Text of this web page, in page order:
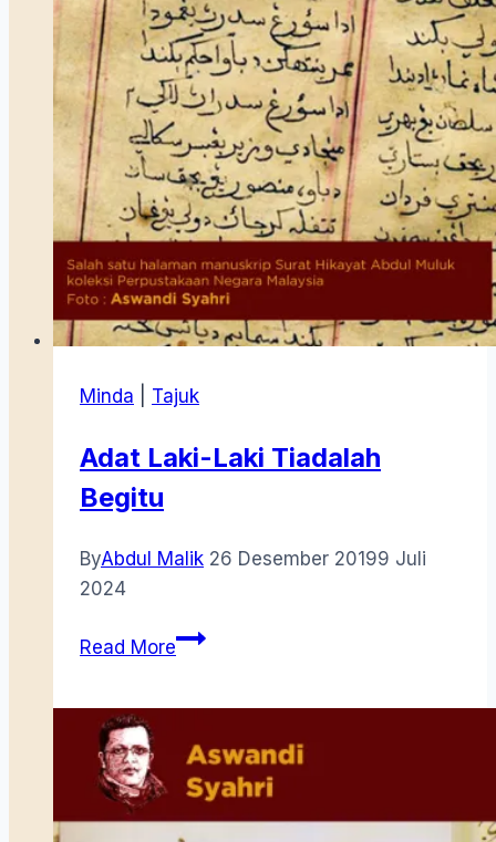
Minda Tajuk
Adat Laki-Laki Tiadalah
Begitu
ByAbdul Malik 26 Desember 20199 Juli
2024
Read MoreAdat
Begitu